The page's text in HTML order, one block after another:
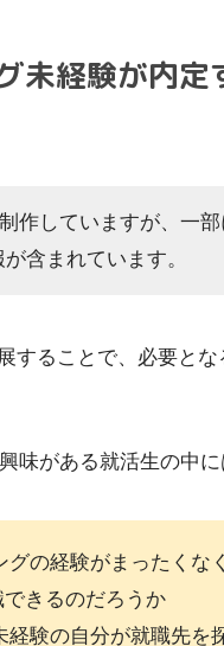
未経験が内
作していますが、一
含まれています。
することで、必要と
味がある就活生の中に
グの経験がまったくな
きるのだろうか
経験の自分が就職先を